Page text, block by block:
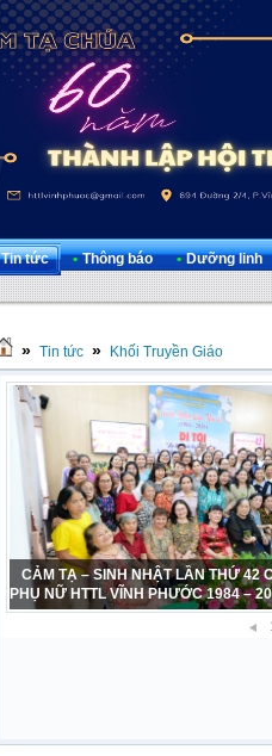
Tin tức • Thông báo • Dưỡng linh
» Tin tức » Khối Truyền Giáo
CẢM TẠ – SINH NHẬT LẦN THỨ 42
PHỤ NỮ HTTL VĨNH PHƯỚC 1984 –